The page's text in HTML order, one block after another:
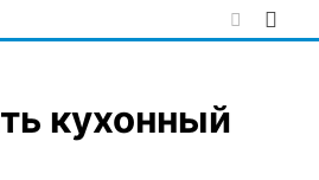
кухонный